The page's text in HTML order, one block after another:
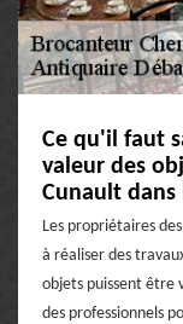
Ce qu'il faut
valeur des
Cunault dans
Les propriétaires
à réaliser des
objets puissent être
des professionnels